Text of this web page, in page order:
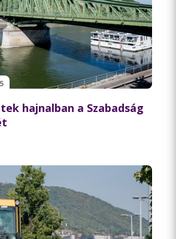
hajnalban a Szabadság